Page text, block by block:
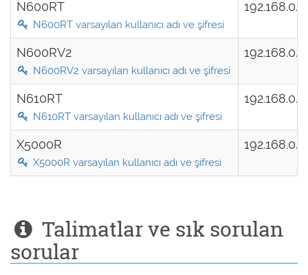
N600RT
N600RT varsayılan kullanıcı adı ve şifresi
N600RV2
N600RV2 varsayılan kullanıcı adı ve şifresi
N610RT
N610RT varsayılan kullanıcı adı ve şifresi
X5000R
X5000R varsayılan kullanıcı adı ve şifresi
Talimatlar ve sık sorulan
sorular